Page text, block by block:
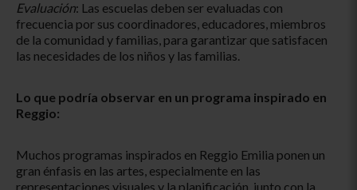
Evaluación: Las escuelas deben ser evaluadas con
frecuencia por sus coordinadores, educadores, miembros
de la comunidad y familias, para garantizar que satisfacen
las necesidades de los niños y las familias.
Lo que podría observar en un programa inspirado en
Reggio:
Muchos programas inspirados en Reggio Emilia ponen un
gran énfasis en las artes, especialmente en las
representaciones visuales y la planificación, junto con la